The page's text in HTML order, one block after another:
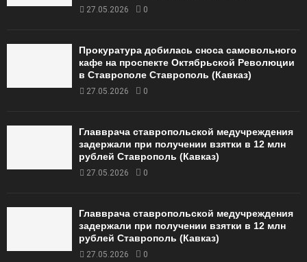
27.05.2026 0
Прокуратура добилась сноса самовольного
кафе на проспекте Октябрьской Революции
в Ставрополе Ставрополь (Кавказ)
27.05.2026 0
Главврача ставропольской медучреждения
задержали при получении взятки в 12 млн
рублей Ставрополь (Кавказ)
27.05.2026 0
Главврача ставропольской медучреждения
задержали при получении взятки в 12 млн
рублей Ставрополь (Кавказ)
27.05.2026 0